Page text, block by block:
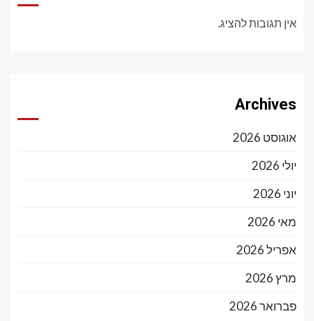
אין תגובות להציג.
Archives
אוגוסט 2026
יולי 2026
יוני 2026
מאי 2026
אפריל 2026
מרץ 2026
פברואר 2026